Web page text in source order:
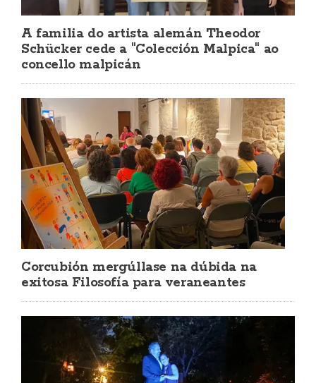
A familia do artista alemán Theodor
Schücker cede a "Colección Malpica" ao
concello malpicán
Corcubión mergúllase na dúbida na
exitosa Filosofía para veraneantes